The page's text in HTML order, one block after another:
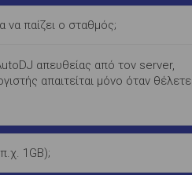
να παίζει ο σταθμός;
απευθείας από τον server,
απαιτείται μόνο όταν θέλετε
1GB);